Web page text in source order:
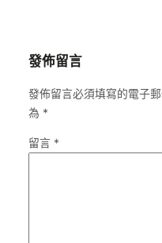
發佈留言
發佈留言必須填寫的電子
為 *
留言 *